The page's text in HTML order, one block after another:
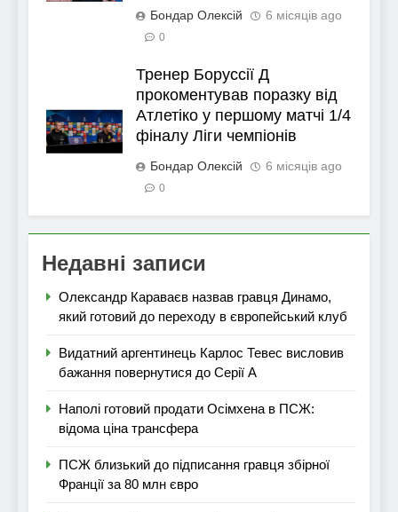
Бондар Олексій 6 місяців ago
0
Тренер Боруссії Д
прокоментував поразку від
Атлетіко у першому матчі 1/4
фіналу Ліги чемпіонів
Бондар Олексій 6 місяців ago
0
Недавні записи
Олександр Караваєв назвав гравця Динамо,
який готовий до переходу в європейський клуб
Видатний аргентинець Карлос Тевес висловив
бажання повернутися до Серії А
Наполі готовий продати Осімхена в ПСЖ:
відома ціна трансфера
ПСЖ близький до підписання гравця збірної
Франції за 80 млн євро